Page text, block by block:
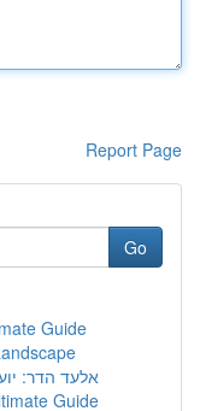
Report Page
Go
Guide
אלעד הדר:
Guide